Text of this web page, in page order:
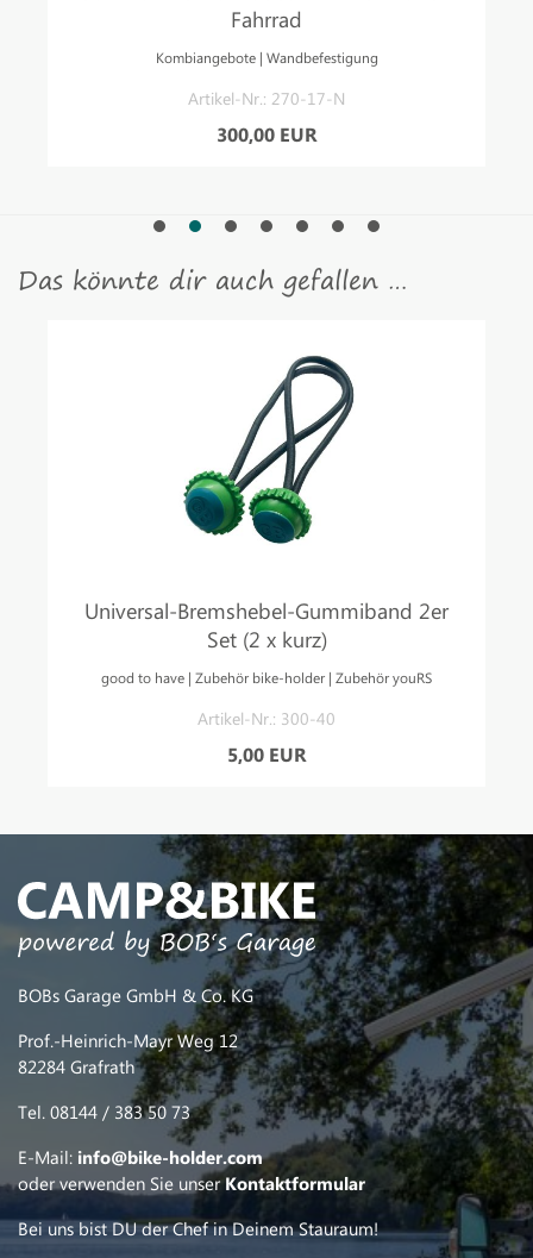
Fahrrad
Kombiangebote | Wandbefestigung
Artikel-Nr.: 270-17-N
300,00 EUR
Das könnte dir auch gefallen …
Universal-Bremshebel-Gummiband 2er
Set (2 x kurz)
good to have | Zubehör bike-holder | Zubehör youRS
Artikel-Nr.: 300-40
5,00 EUR
BOBs Garage GmbH & Co. KG
Prof.-Heinrich-Mayr Weg 12
82284 Grafrath
Tel. 08144 / 383 50 73
E-Mail: info@bike-holder.com
oder verwenden Sie unserKontaktformular
Bei uns bist DU der Chef in Deinem Stauraum!